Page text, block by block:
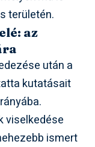
területén.
az
után a
kutatásait
viselkedése
ismert